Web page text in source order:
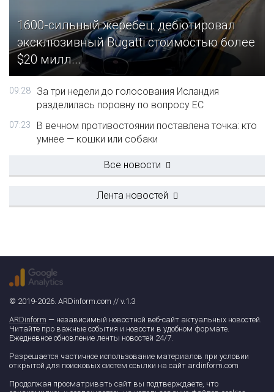
1600-сильный жеребец: дебютировал
эксклюзивный Bugatti стоимостью более
$20 милл...
09:28
За три недели до голосования Исландия
разделилась поровну по вопросу ЕС
07:23
В вечном противостоянии поставлена точка: кто
умнее — кошки или собаки
Все новости
Лента новостей
© 2019-2026. ARDinform.com // v.1.3
ARDinform — независимый новостной веб-сайт актуальных новостей.
Читайте про важные события и новости в удобном формате.
Ежедневное обновление ленты новостей 24/7.
Разрешается частичное использование материалов при условии
открытой для поисковых систем ссылки на сайт ardinform.com
Продолжая просматривать сайт вы подтверждаете, что